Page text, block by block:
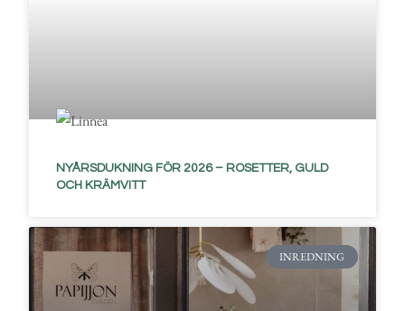
NYÅRSDUKNING FÖR 2026 – ROSETTER, GULD
OCH KRÄMVITT
INREDNING